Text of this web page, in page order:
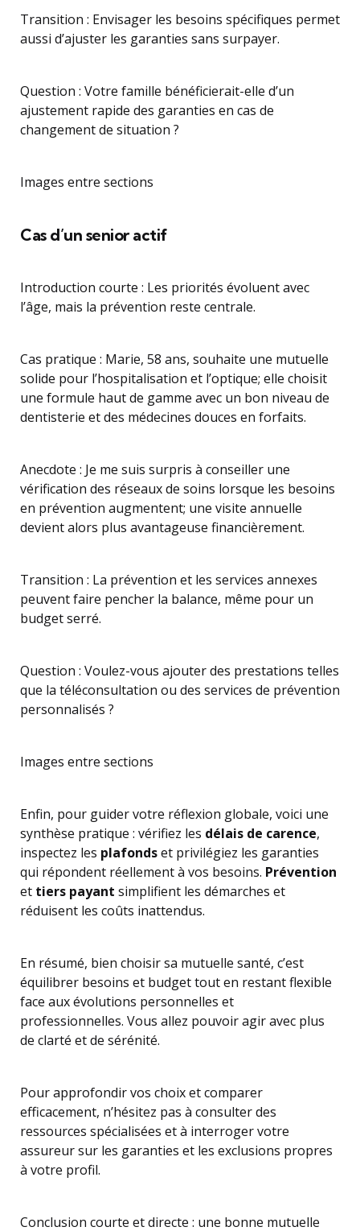
Transition : Envisager les besoins spécifiques permet
aussi d’ajuster les garanties sans surpayer.
Question : Votre famille bénéficierait-elle d’un
ajustement rapide des garanties en cas de
changement de situation ?
Images entre sections
Cas d’un senior actif
Introduction courte : Les priorités évoluent avec
l’âge, mais la prévention reste centrale.
Cas pratique : Marie, 58 ans, souhaite une mutuelle
solide pour l’hospitalisation et l’optique; elle choisit
une formule haut de gamme avec un bon niveau de
dentisterie et des médecines douces en forfaits.
Anecdote : Je me suis surpris à conseiller une
vérification des réseaux de soins lorsque les besoins
en prévention augmentent; une visite annuelle
devient alors plus avantageuse financièrement.
Transition : La prévention et les services annexes
peuvent faire pencher la balance, même pour un
budget serré.
Question : Voulez-vous ajouter des prestations telles
que la téléconsultation ou des services de prévention
personnalisés ?
Images entre sections
Enfin, pour guider votre réflexion globale, voici une
synthèse pratique : vérifiez les délais de carence,
inspectez les plafondset privilégiez les garanties
qui répondent réellement à vos besoins. Prévention
et tiers payant simplifient les démarches et
réduisent les coûts inattendus.
En résumé, bien choisir sa mutuelle santé, c’est
équilibrer besoins et budget tout en restant flexible
face aux évolutions personnelles et
professionnelles. Vous allez pouvoir agir avec plus
de clarté et de sérénité.
Pour approfondir vos choix et comparer
efficacement, n’hésitez pas à consulter des
ressources spécialisées et à interroger votre
assureur sur les garanties et les exclusions propres
à votre profil.
Conclusion courte et directe : une bonne mutuelle